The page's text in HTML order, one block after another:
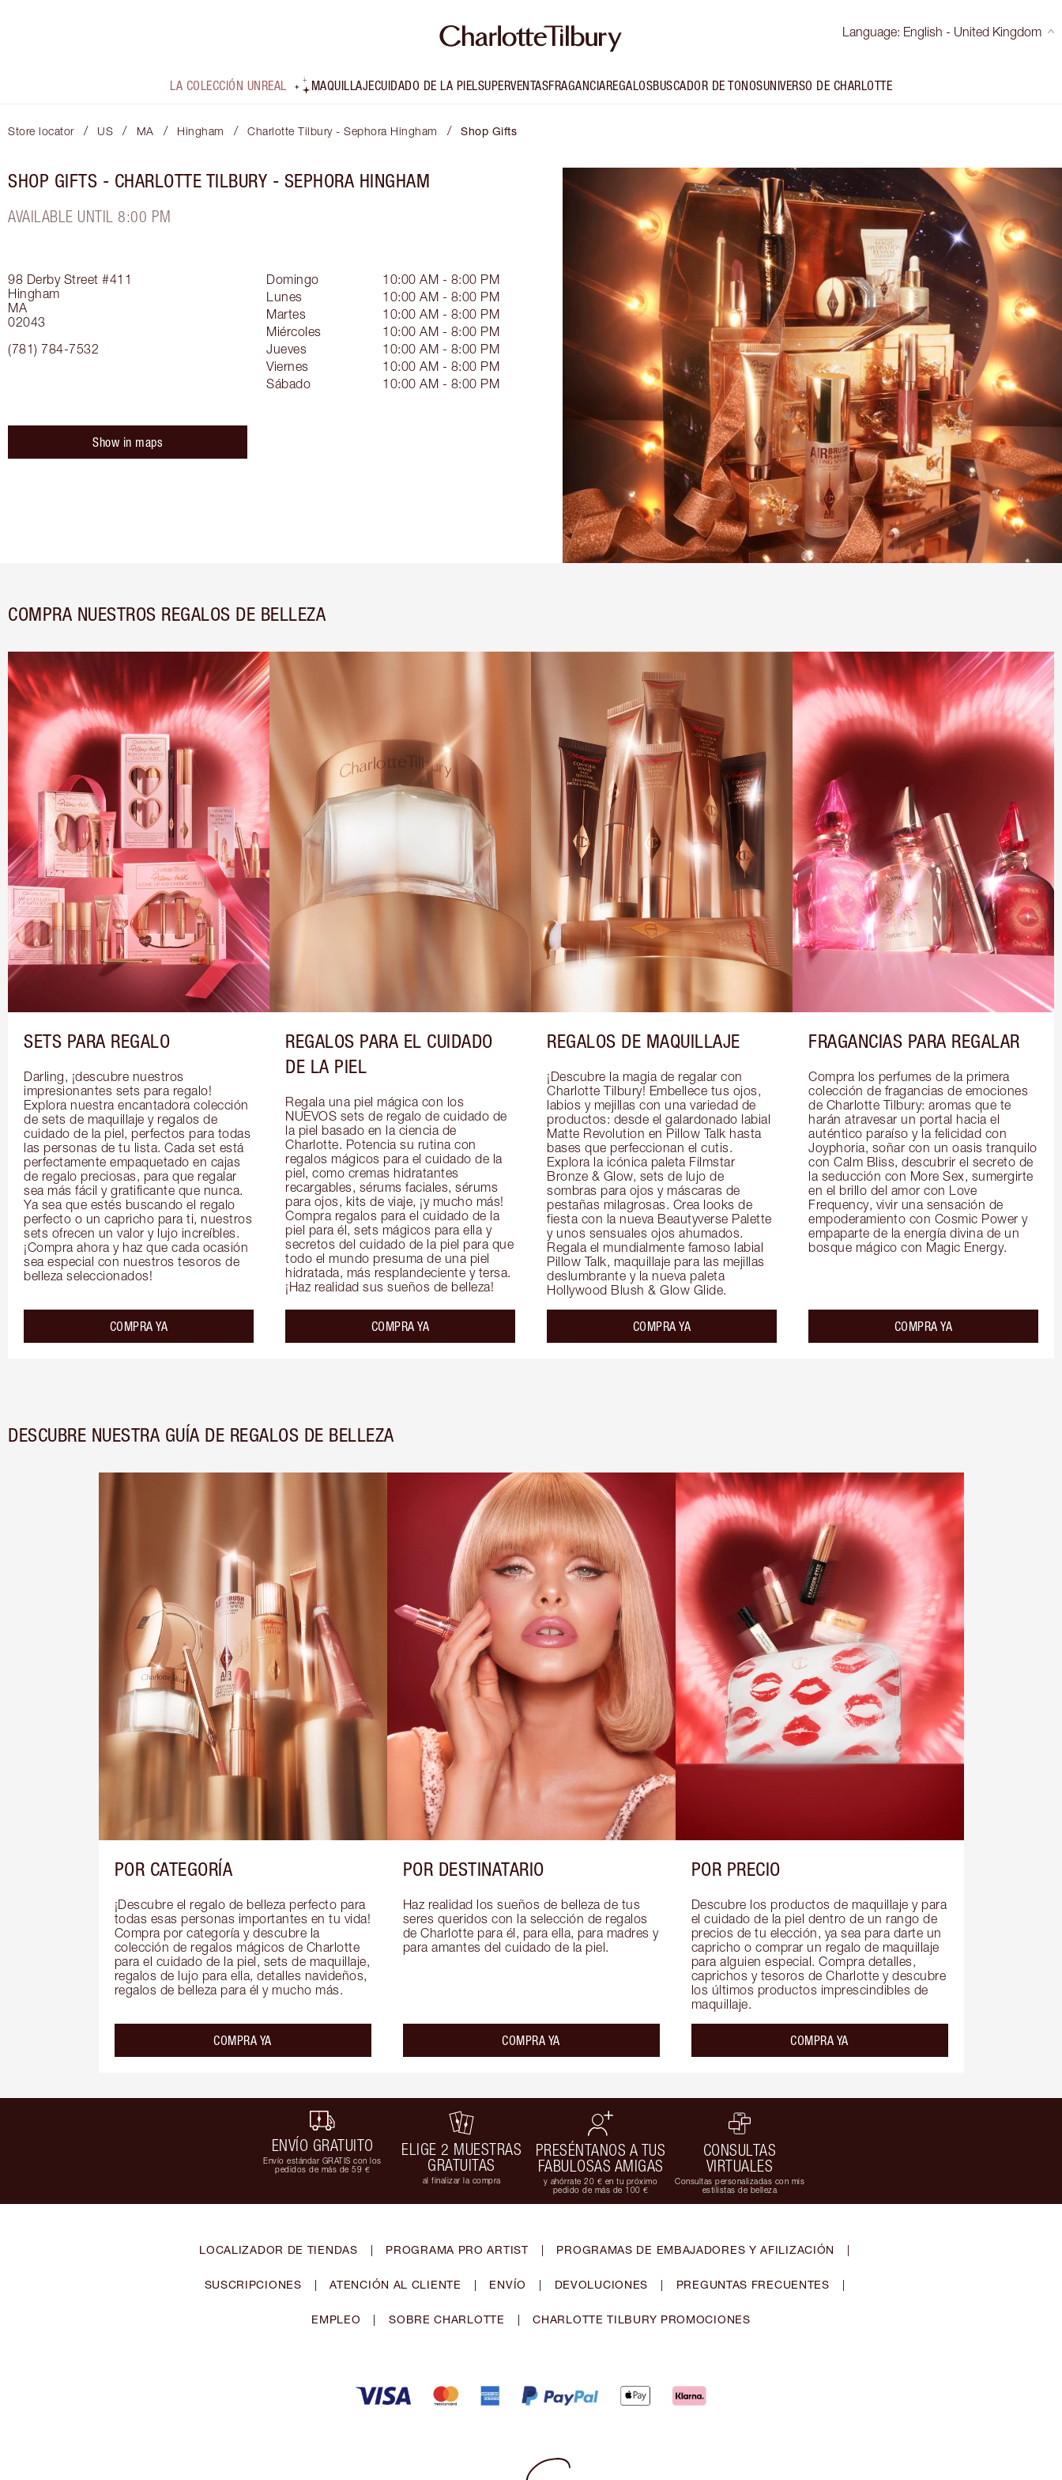
Language: English - United Kingdom
LA COLECCIÓN UNREAL MAQUILLAJECUIDADO DE LA PIELSUPERVENTASFRAGANCIAREGALOSBUSCADOR DE TONOSUNIVERSO DE CHARLOTTE
Store locator / US / MA / Hingham / Charlotte Tilbury - Sephora Hingham / Shop Gifts
SHOP GIFTS - CHARLOTTE TILBURY - SEPHORA HINGHAM
AVAILABLE UNTIL 8:00 PM
98 Derby Street #411
Hingham
MA
02043
(781) 784-7532
Domingo
10:00 AM - 8:00 PM
Lunes
10:00 AM - 8:00 PM
Martes
10:00 AM - 8:00 PM
Miércoles
10:00 AM - 8:00 PM
Jueves
10:00 AM - 8:00 PM
Viernes
10:00 AM - 8:00 PM
Sábado
10:00 AM - 8:00 PM
Show in maps
COMPRA NUESTROS REGALOS DE BELLEZA
SETS PARA REGALO
Darling, ¡descubre nuestros
impresionantes sets para regalo!
Explora nuestra encantadora colección
de sets de maquillaje y regalos de
cuidado de la piel, perfectos para todas
las personas de tu lista. Cada set está
perfectamente empaquetado en cajas
de regalo preciosas, para que regalar
sea más fácil y gratificante que nunca.
Ya sea que estés buscando el regalo
perfecto o un capricho para ti, nuestros
sets ofrecen un valor y lujo increíbles.
¡Compra ahora y haz que cada ocasión
sea especial con nuestros tesoros de
belleza seleccionados!
COMPRA YA
REGALOS PARA EL CUIDADO
DE LA PIEL
Regala una piel mágica con los
NUEVOS sets de regalo de cuidado de
la piel basado en la ciencia de
Charlotte. Potencia su rutina con
regalos mágicos para el cuidado de la
piel, como cremas hidratantes
recargables, sérums faciales, sérums
para ojos, kits de viaje, ¡y mucho más!
Compra regalos para el cuidado de la
piel para él, sets mágicos para ella y
secretos del cuidado de la piel para que
todo el mundo presuma de una piel
hidratada, más resplandeciente y tersa.
¡Haz realidad sus sueños de belleza!
COMPRA YA
REGALOS DE MAQUILLAJE
¡Descubre la magia de regalar con
Charlotte Tilbury! Embellece tus ojos,
labios y mejillas con una variedad de
productos: desde el galardonado labial
Matte Revolution en Pillow Talk hasta
bases que perfeccionan el cutis.
Explora la icónica paleta Filmstar
Bronze & Glow, sets de lujo de
sombras para ojos y máscaras de
pestañas milagrosas. Crea looks de
fiesta con la nueva Beautyverse Palette
y unos sensuales ojos ahumados.
Regala el mundialmente famoso labial
Pillow Talk, maquillaje para las mejillas
deslumbrante y la nueva paleta
Hollywood Blush & Glow Glide.
COMPRA YA
FRAGANCIAS PARA REGALAR
Compra los perfumes de la primera
colección de fragancias de emociones
de Charlotte Tilbury: aromas que te
harán atravesar un portal hacia el
auténtico paraíso y la felicidad con
Joyphoria, soñar con un oasis tranquilo
con Calm Bliss, descubrir el secreto de
la seducción con More Sex, sumergirte
en el brillo del amor con Love
Frequency, vivir una sensación de
empoderamiento con Cosmic Power y
empaparte de la energía divina de un
bosque mágico con Magic Energy.
COMPRA YA
DESCUBRE NUESTRA GUÍA DE REGALOS DE BELLEZA
POR CATEGORÍA
¡Descubre el regalo de belleza perfecto para
todas esas personas importantes en tu vida!
Compra por categoría y descubre la
colección de regalos mágicos de Charlotte
para el cuidado de la piel, sets de maquillaje,
regalos de lujo para ella, detalles navideños,
regalos de belleza para él y mucho más.
COMPRA YA
POR DESTINATARIO
Haz realidad los sueños de belleza de tus
seres queridos con la selección de regalos
de Charlotte para él, para ella, para madres y
para amantes del cuidado de la piel.
COMPRA YA
POR PRECIO
Descubre los productos de maquillaje y para
el cuidado de la piel dentro de un rango de
precios de tu elección, ya sea para darte un
capricho o comprar un regalo de maquillaje
para alguien especial. Compra detalles,
caprichos y tesoros de Charlotte y descubre
los últimos productos imprescindibles de
maquillaje.
COMPRA YA
ENVÍO GRATUITO
Envío estándar GRATIS con los
pedidos de más de 59 €
ELIGE 2 MUESTRAS
GRATUITAS
al finalizar la compra
PRESÉNTANOS A TUS
FABULOSAS AMIGAS
y ahórrate 20 € en tu próximo
pedido de más de 100 €
CONSULTAS
VIRTUALES
Consultas personalizadas con mis
estilistas de belleza
LOCALIZADOR DE TIENDAS | PROGRAMA PRO ARTIST | PROGRAMAS DE EMBAJADORES Y AFILIZACIÓN |
SUSCRIPCIONES | ATENCIÓN AL CLIENTE | ENVÍO | DEVOLUCIONES | PREGUNTAS FRECUENTES |
EMPLEO | SOBRE CHARLOTTE | CHARLOTTE TILBURY PROMOCIONES